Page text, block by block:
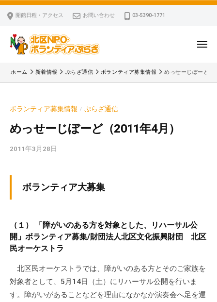
コ
ス
開館日程・アクセス お問い合わせ 03-5390-1771
区
P
・
ボ
ン
ィ
ぷ
ら
ざ
北
P
O
ボ
ぷ
ら
ざ
、
N
メ
ー
ホーム 新着情報 ぷらざ通信 ボランティア募集情報 めっせーじぼーど（
ボランティア募集情報 / ぷらざ通信
めっせーじぼーど（2011年4月）
2011年3月28日
v
d
m
i
ボランティア大募集
（１） 「障がいのある方を対象とした、リハーサル公
開」ボランティア募集/財団法人北区文化振興財団 北区
民オーケストラ
北区民オーケストラでは、障がいのある方とそのご家族を
対象者として、5月14日（土）にリハーサル公開を行いま
す。障がいがあることなどを理由になかなか演奏会へ足を運
区
N
O
・
ラ
ィ
ア
ぷ
ら
ー